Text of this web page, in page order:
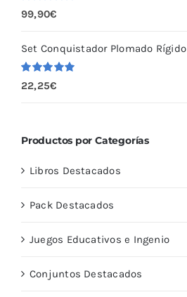
Valorado
con 5.00
99,90€
Set Conquistador Plomado Rígido
Valorado
con
5.00
22,25€
Productos por Categorías
Libros Destacados
Pack Destacados
Juegos Educativos e Ingenio
Conjuntos Destacados